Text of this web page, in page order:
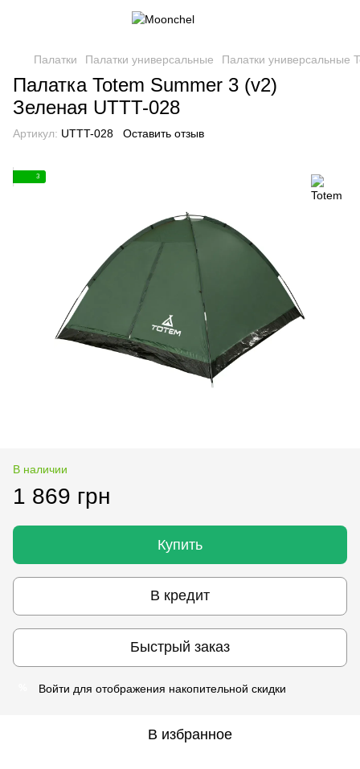
Палатки Палатки универсальные Палатки универсальные
Палатка Totem Summer 3 (v2)
Зеленая UTTT-028
Артикул: UTTT-028 Оставить отзыв
3
В наличии
1 869 грн
Купить
В кредит
Быстрый заказ
Войти для отображения накопительной скидки
В избранное